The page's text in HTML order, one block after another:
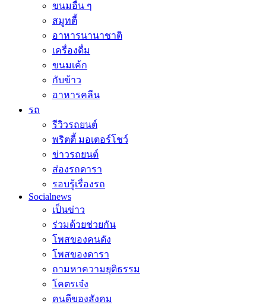
ขนมอื่น ๆ
สมูทตี้
อาหารนานาชาติ
เครื่องดื่ม
ขนมเค้ก
กับข้าว
อาหารคลีน
รถ
รีวิวรถยนต์
พริตตี้ มอเตอร์โชว์
ข่าวรถยนต์
ส่องรถดารา
รอบรู้เรื่องรถ
Socialnews
เป็นข่าว
ร่วมด้วยช่วยกัน
โพสของคนดัง
โพสของดารา
ถามหาความยุติธรรม
โคตรเจ๋ง
คนดีของสังคม